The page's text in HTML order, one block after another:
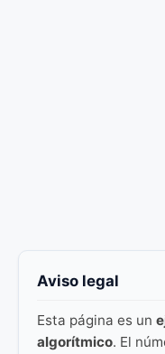
Aviso legal
Esta página es un
algorítmico. El